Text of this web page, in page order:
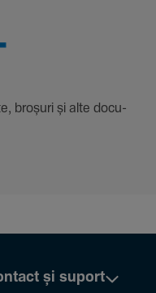
broșuri și alte docu­
și suport